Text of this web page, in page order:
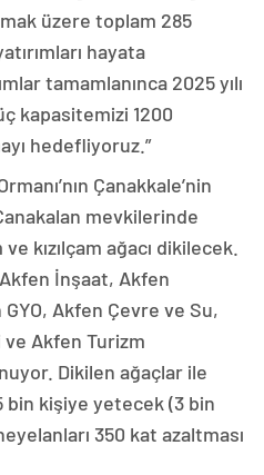
üzere toplam 285
hayata
tamamlanınca 2025 yılı
kapasitemizi 1200
hedefliyoruz.”
Çanakkale’nin
mevkilerinde
kızılçam ağacı dikilecek.
İnşaat, Akfen
Akfen Çevre ve Su,
Akfen Turizm
Dikilen ağaçlar ile
bin kişiye yetecek (3 bin
350 kat azaltması